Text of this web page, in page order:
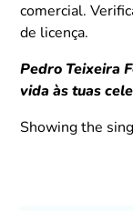
comercial.
de licença.
Pedro Teixeira
vida às tuas
Showing the